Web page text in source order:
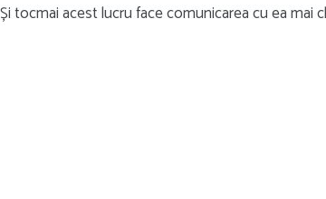
tocmai acest lucru face comunicarea cu ea mai